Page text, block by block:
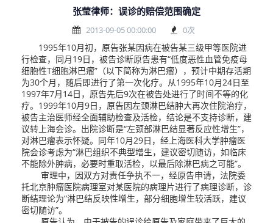
张莹律师：误诊的赔偿范围确定
2013-09-05 00:00:00 0次
1995年10月初，原告张某因病在被告某三级甲等医院进
行检查，同月19日，被告诊断原告患有“低度恶性血管免疫母
细胞性T细胞淋巴瘤”（以下简称为淋巴瘤），预计中期存活期
为30个月，随后即进行了第一次化疗。从1995年10月24日至
1997年7月14日，原告先后9次在被告处进行了时间不等的化
疗。1999年10月9日，原告因左颈淋巴结肿大再次住院治疗，
被告主治医师经全面辅助检查及活检，结论是不支持诊断，建
议转上海会诊。出院诊断是“左颈部淋巴结显著反应性增生”，
对淋巴瘤表示怀疑。同年10月29日，经上海医科大学肿瘤医
院会诊考虑为“淋巴组织不典型增生，建议密切随访，如临床
不能除外肿病，必要时重取活检，以最后除淋巴病之可能”。
审理中，因双方对责任争执不一，经原告申请，法院委
托北京肿瘤医院病理室对某医院的病理片进行了病理诊断，诊
断结理论为“淋巴结反映性增生，部分细胞增生较活跃，建议
密切随访”。